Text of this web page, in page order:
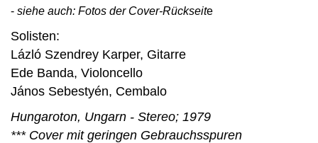
- siehe auch: Fotos der Cover-Rückseite
Solisten:
Lázló Szendrey Karper, Gitarre
Ede Banda, Violoncello
János Sebestyén, Cembalo
Hungaroton, Ungarn - Stereo; 1979
*** Cover mit geringen Gebrauchsspuren